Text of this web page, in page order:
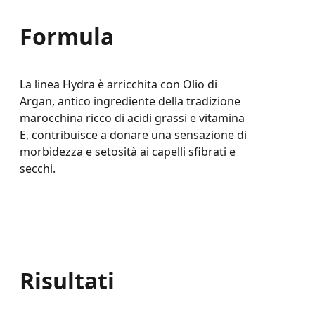
Formula
La linea Hydra è arricchita con Olio di
Argan, antico ingrediente della tradizione
marocchina ricco di acidi grassi e vitamina
E, contribuisce a donare una sensazione di
morbidezza e setosità ai capelli sfibrati e
secchi.
Risultati